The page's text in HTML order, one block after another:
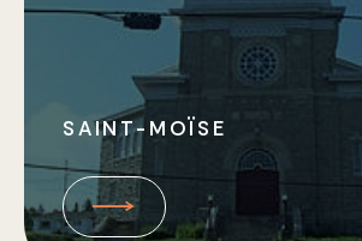
SAINT-MOÏSE